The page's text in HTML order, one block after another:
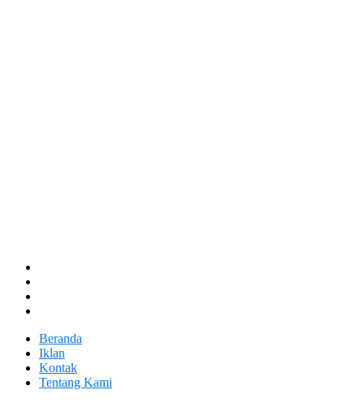
Beranda
Iklan
Kontak
Tentang Kami